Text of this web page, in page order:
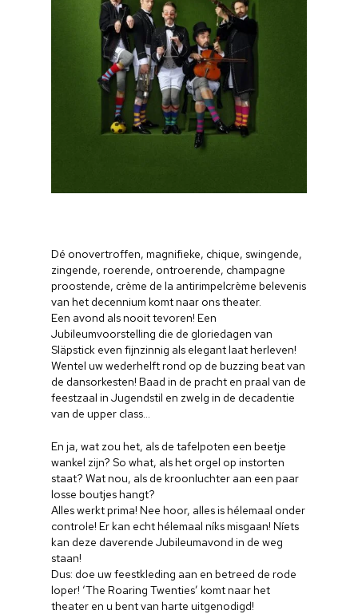
Dé onovertroffen, magnifieke, chique, swingende,
zingende, roerende, ontroerende, champagne
proostende, crème de la antirimpelcrème belevenis
van het decennium komt naar ons theater.
Een avond als nooit tevoren! Een
Jubileumvoorstelling die de gloriedagen van
Släpstick even fijnzinnig als elegant laat herleven!
Wentel uw wederhelft rond op de buzzing beat van
de dansorkesten! Baad in de pracht en praal van de
feestzaal in Jugendstil en zwelg in de decadentie
van de upper class…
En ja, wat zou het, als de tafelpoten een beetje
wankel zijn? So what, als het orgel op instorten
staat? Wat nou, als de kroonluchter aan een paar
losse boutjes hangt?
Alles werkt prima! Nee hoor, alles is hélemaal onder
controle! Er kan echt hélemaal níks misgaan! Níets
kan deze daverende Jubileumavond in de weg
staan!
Dus: doe uw feestkleding aan en betreed de rode
loper! ‘The Roaring Twenties’ komt naar het
theater en u bent van harte uitgenodigd!